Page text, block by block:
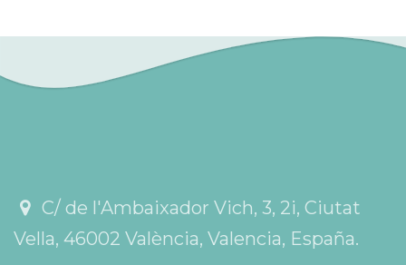
C/ de l'Ambaixador Vich, 3, 2i, Ciutat
Vella, 46002 València, Valencia, España.